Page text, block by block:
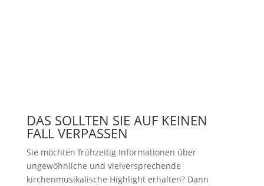
DAS SOLLTEN SIE AUF KEINEN
FALL VERPASSEN
Sie möchten frühzeitig Informationen über
ungewöhnliche und vielversprechende
kirchenmusikalische Highlight erhalten? Dann